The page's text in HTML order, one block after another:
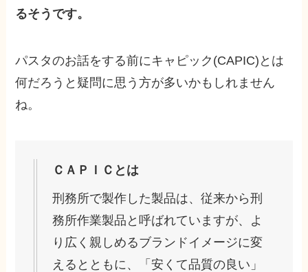
るそうです。
パスタのお話をする前にキャピック(CAPIC)とは
何だろうと疑問に思う方が多いかもしれません
ね。
ＣＡＰＩＣとは
刑務所で製作した製品は、従来から刑
務所作業製品と呼ばれていますが、よ
り広く親しめるブランドイメージに変
えるとともに、「安くて品質の良い」